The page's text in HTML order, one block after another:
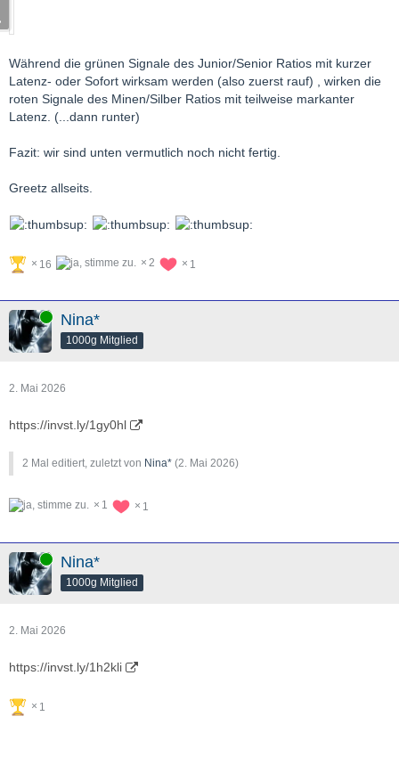
Während die grünen Signale des Junior/Senior Ratios mit kurzer
Latenz- oder Sofort wirksam werden (also zuerst rauf) , wirken die
roten Signale des Minen/Silber Ratios mit teilweise markanter
Latenz. (...dann runter)
Fazit: wir sind unten vermutlich noch nicht fertig.
Greetz allseits.
16 2 1
Online Nina*
1000g Mitglied
2. Mai 2026
https://invst.ly/1gy0hl
2 Mal editiert, zuletzt von Nina* (2. Mai 2026)
1 1
Online Nina*
1000g Mitglied
2. Mai 2026
https://invst.ly/1h2kli
1